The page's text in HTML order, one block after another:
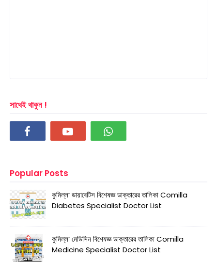
সাথেই থাকুন !
Popular Posts
কুমিল্লা ডায়াবেটিস বিশেষজ্ঞ ডাক্তারের তালিকা Comilla
Diabetes Specialist Doctor List
কুমিল্লা মেডিসিন বিশেষজ্ঞ ডাক্তারের তালিকা Comilla
Medicine Specialist Doctor List